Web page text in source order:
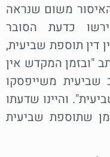
משום שנראה
כדעת הסובר
דין תוספת שביעית,
"ובזמן המקדש אין
שביעית משייפסקו
והיינו שדעתו
שתוספת שביעית